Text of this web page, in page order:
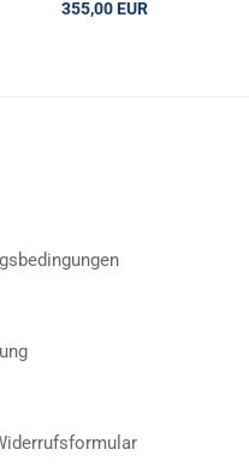
355,00 EUR